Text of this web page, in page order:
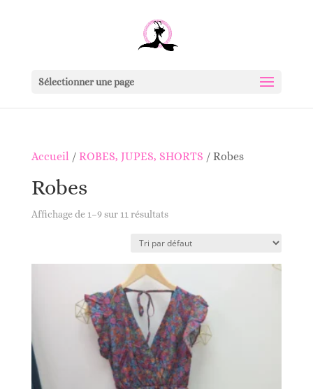
Sélectionner une page
Accueil / ROBES, JUPES, SHORTS / Robes
Robes
Affichage de 1–9 sur 11 résultats